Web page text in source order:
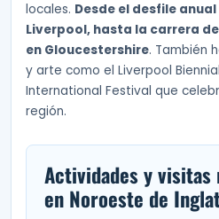
locales. Desde el desfile
Liverpool, hasta la carrera
en Gloucestershire. También
y arte como el Liverpool
International Festival que
región.
Actividades y visitas
en Noroeste de